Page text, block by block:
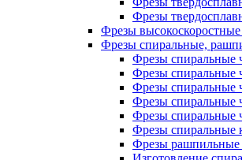
Фрезы
Фрезы
Фрезы спиральные,
Фрезы спиральные
Фрезы спиральные
Фрезы спиральные
Фрезы спиральные
Фрезы спиральные
Фрезы спиральные
Фрезы рашпильные